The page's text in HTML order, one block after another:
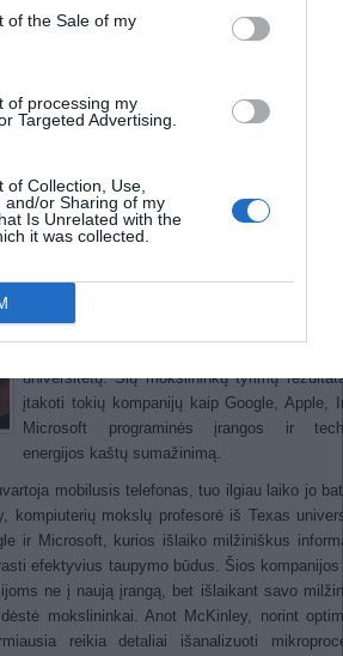
of the Sale of my
of processing my
Targeted Advertising.
of Collection, Use,
and/or Sharing of my
Is Unrelated with the
it was collected.
realybė
atrado būdą
prietaisų
analizė gali padėti rasti būdų kaip
energijos suvartojimą, praneša kompiuterių
universitetų. Šių mokslininkų tyrimų
įtakoti tokių kompanijų kaip Google, Apple,
Microsoft programinės įrangos ir
energijos kaštų sumažinimą.
mobilusis telefonas, tuo ilgiau laiko jo
kompiuterių mokslų profesorė iš Texas
ir Microsoft, kurios išlaiko milžiniškus
efektyvius taupymo būdus. Šios
ne į naują įrangą, bet išlaikant savo
mokslininkai. Anot McKinley, norint
reikia detaliai išanalizuoti